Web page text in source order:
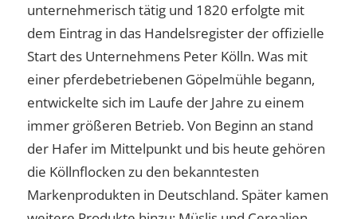
unternehmerisch tätig und 1820 erfolgte mit
dem Eintrag in das Handelsregister der offizielle
Start des Unternehmens Peter Kölln. Was mit
einer pferdebetriebenen Göpelmühle begann,
entwickelte sich im Laufe der Jahre zu einem
immer größeren Betrieb. Von Beginn an stand
der Hafer im Mittelpunkt und bis heute gehören
die Köllnflocken zu den bekanntesten
Markenprodukten in Deutschland. Später kamen